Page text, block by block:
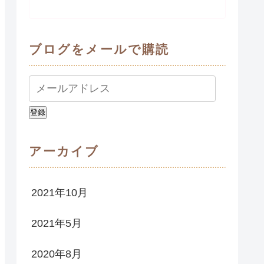
ブログをメールで購読
登録
アーカイブ
2021年10月
2021年5月
2020年8月